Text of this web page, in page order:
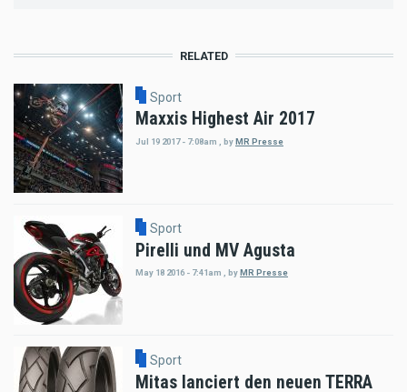
RELATED
Sport
Maxxis Highest Air 2017
Jul 19 2017 - 7:08am byMR Presse
Sport
Pirelli und MV Agusta
May 18 2016 - 7:41am , by MR Presse
Sport
Mitas lanciert den neuen TERRA